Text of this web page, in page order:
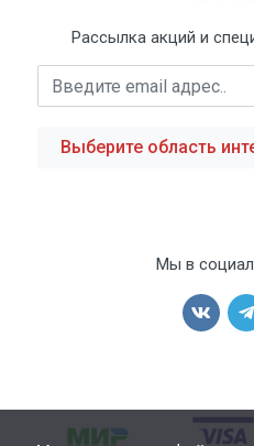
Рассылка акций и
Выберите область
Мы в